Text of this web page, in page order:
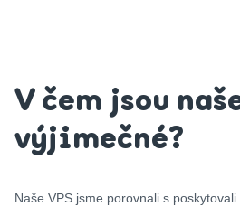
V čem jsou
výjimečné?
Naše VPS jsme porovnali s